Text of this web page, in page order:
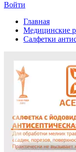
Войти
Главная
Медицинские
Салфетки